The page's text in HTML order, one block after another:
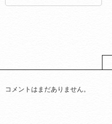
コメントはまだありません。